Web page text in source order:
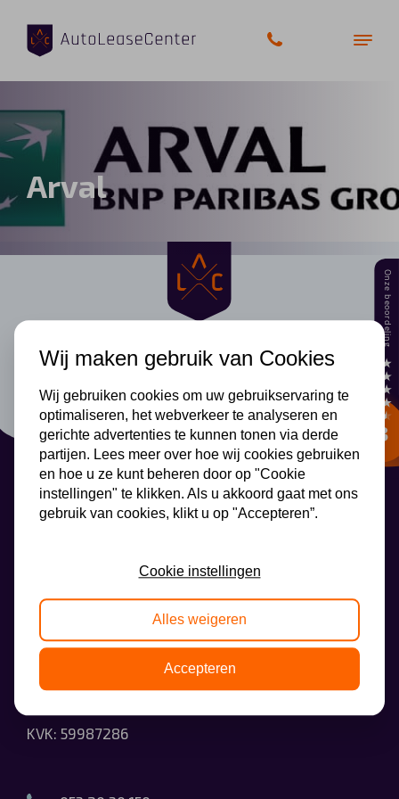
Arval
Wethouder Beversstraat 185
KVK: 59987286
Zakelijke auto’s
Bedrijfswagens
Automerken
Vragen?
Contact
Wij maken gebruik van Cookies
Wij gebruiken cookies om uw gebruikservaring te
optimaliseren, het webverkeer te analyseren en
gerichte advertenties te kunnen tonen via derde
partijen. Lees meer over hoe wij cookies gebruiken
en hoe u ze kunt beheren door op "Cookie
instellingen" te klikken. Als u akkoord gaat met ons
gebruik van cookies, klikt u op "Accepteren”.
Cookie instellingen
Alles weigeren
Accepteren